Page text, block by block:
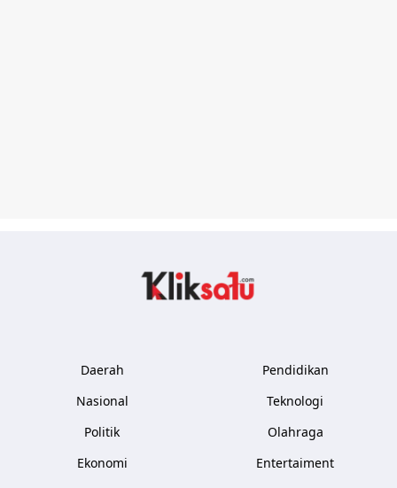
Daerah
Nasional
Politik
Ekonomi
Pendidikan
Teknologi
Olahraga
Entertaiment